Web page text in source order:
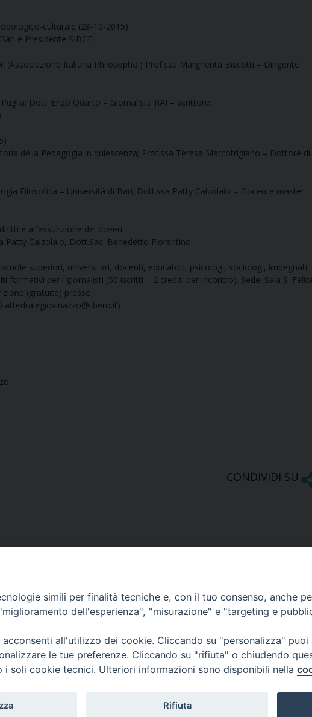
culturale (28-10-2015)
e Presidente SIBCE;
(Associazione Italiana Philosophoi) Prof.ssa Margherita Biscotti – Dirigente
Dott. Enzo Quarto – Giornalista RAI – scrittore;
della Pedagogia in quiescenza; Prof.ssa Teresa Marcotrigiano – Dottore di
Filosofica – Università di Bari; Dott.ssa Patty Calzolaio – Docente master
e all’assunzione dei doveri.
Patty Calzolaio, Dott.Sac. Benedetto Fiorentino
superiori, universitari, docenti, educatori, psicologi, sociologi, impegnati
formativi per i giornalisti (50 iscritti – 2 crediti per incontro). Sede: Sala S.
(gratuita) presso:
CONDIVIDI SU
Ufficio Comunicazioni sociali
Piazza Giovene 4 – 70056 Molfetta (BA)
comunicazionisociali@diocesimolfetta.it
simili per finalità tecniche e, con il tuo consenso, anche
dell'esperienza", "misurazione" e "targeting e
all'utilizzo dei cookie. Cliccando su "personalizza"
le tue preferenze. Cliccando su "rifiuta" o chiudendo
i soli cookie tecnici. Ulteriori informazioni sono disponibili nella
Rifiuta